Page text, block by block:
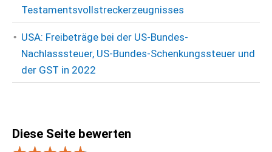
Testamentsvollstreckerzeugnisses
USA: Freibeträge bei der US-Bundes-
Nachlasssteuer, US-Bundes-Schenkungssteuer und
der GST in 2022
Diese Seite bewerten